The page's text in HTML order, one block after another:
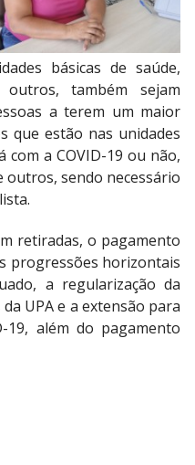
básicas de saúde,
também sejam
a terem um maior
que estão nas unidades
a COVID-19 ou não,
outros, sendo necessário
retiradas, o pagamento
progressões horizontais
a regularização da
UPA e a extensão para
19, além do pagamento